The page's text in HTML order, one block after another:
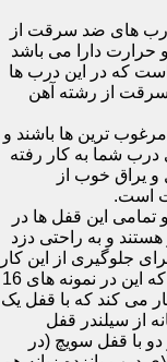
های ضد سرقت از
حرارت دارا می باشد
است که در این درب ها
از رشته آهن
ترین ها باشند و
درب شما به کار رفته
یراق خوب از
است.
این قفل ها در
هستند و به راحتی دزد
جلوگیری از این کار
از قفل مولتی سیستم استفاده می شود که این در نمونه های 16
می کند که با قفل یک
از سیلندر قفل
با قفل سویچ (در